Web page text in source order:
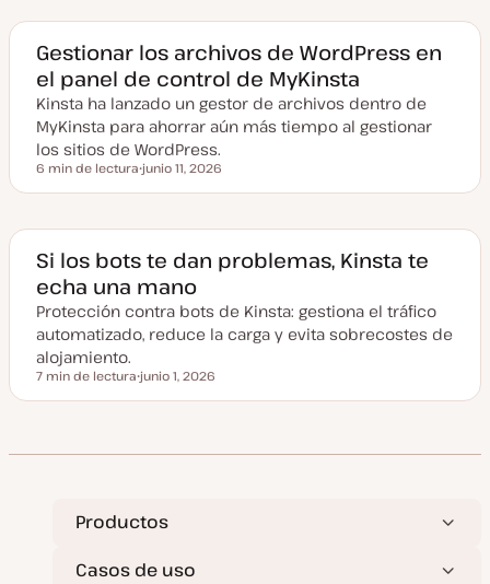
a
c
t
u
a
i
z
a
d
Gestionar los archivos de WordPress en
el panel de control de MyKinsta
Kinsta ha lanzado un gestor de archivos dentro de
MyKinsta para ahorrar aún más tiempo al gestionar
los sitios de WordPress.
Tiempo de lectura
6 min de lectura
e
c
t
u
a
i
d
junio 11, 2026
Si los bots te dan problemas, Kinsta te
echa una mano
Protección contra bots de Kinsta: gestiona el tráfico
automatizado, reduce la carga y evita sobrecostes de
alojamiento.
Tiempo de lectura
7 min de lectura
e
a
a
l
a
junio 1, 2026
Productos
Casos de uso